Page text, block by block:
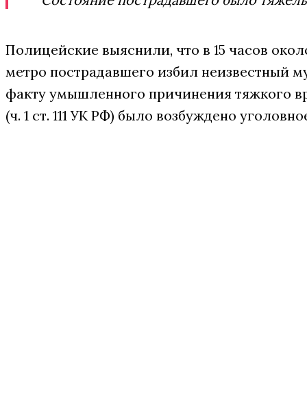
Полицейские выяснили, что в 15 часов
метро пострадавшего избил неизвестный
факту умышленного причинения тяжкого
(ч. 1 ст. 111 УК РФ) было возбуждено